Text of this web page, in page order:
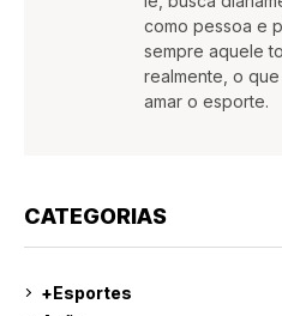
como pessoa e
sempre aquele
realmente, o
amar o esporte.
CATEGORIAS
+Esportes